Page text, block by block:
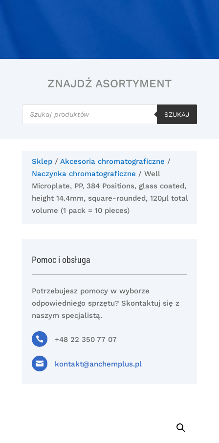
ZNAJDŹ ASORTYMENT
Wyszukiwarka
produktów
SZUKAJ
Sklep/ Akcesoria chromatograficzne /
Naczynka chromatograficzne / Well
Microplate, PP, 384 Positions, glass coated,
height 14.4mm, square-rounded, 120µl total
volume (1 pack = 10 pieces)
Pomoc i obsługa
Potrzebujesz pomocy w wyborze
odpowiedniego sprzętu? Skontaktuj się z
naszym specjalistą.
 +48 22 350 77 07
 kontakt@anchemplus.pl